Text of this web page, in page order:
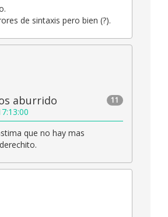
de sintaxis pero bien (?).
11
aburrido
que no hay mas